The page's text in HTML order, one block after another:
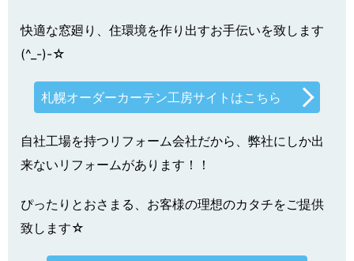
快適な窓廻り、住環境を作り出すお手伝いを致します
(^_-)-☆
札幌オーダーカーテン工房サイトはこちら
自社工場を持つリフォーム会社だから、弊社にしか出
来ないリフォームがあります！！
ぴったりとおさまる、お客様の理想のカタチをご提供
致します☆